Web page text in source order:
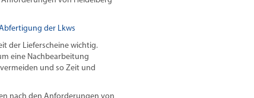
der Lkws
der Lieferscheine wichtig.
eine Nachbearbeitung
und so Zeit und